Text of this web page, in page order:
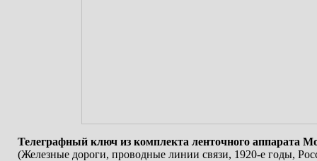
Телеграфный ключ из комплекта ленточного аппарата
(Железные дороги, проводные линии связи, 1920-е годы,